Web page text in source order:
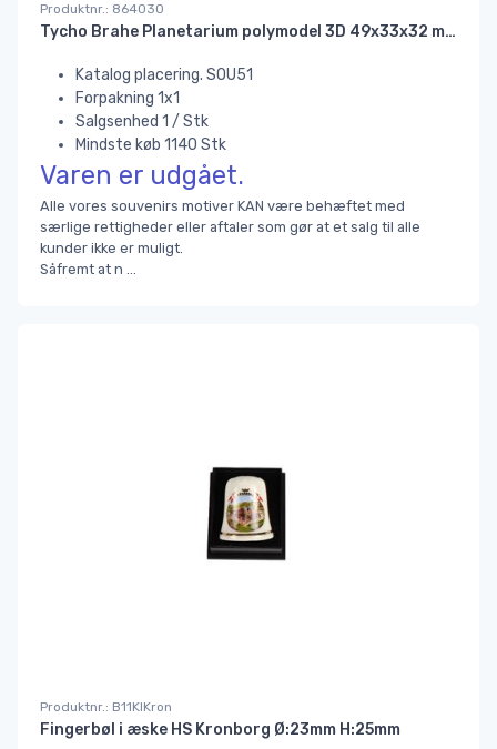
Produktnr.: 864030
Tycho Brahe Planetarium polymodel 3D 49x33x32 mm.#
Katalog placering. SOU51
Forpakning 1x1
Salgsenhed 1 / Stk
Mindste køb 1140 Stk
Varen er udgået.
Alle vores souvenirs motiver KAN være behæftet med
særlige rettigheder eller aftaler som gør at et salg til alle
kunder ikke er muligt.
Såfremt at n ...
Produktnr.: B11KlKron
Fingerbøl i æske HS Kronborg Ø:23mm H:25mm